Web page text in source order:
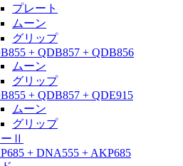
プレート
ムーン
グリップ
+ QDB857 + QDB856
ムーン
グリップ
+ QDB857 + QDE915
ムーン
グリップ
Ⅱ
+ DNA555 + AKP685